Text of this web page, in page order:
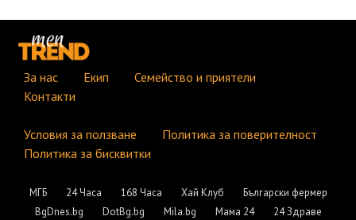
За нас Екип
Семейство и приятели
Контакти
Условия за ползване
Политика за поверителност
Политика за бисквитки
МГБ 24 Часа 168 Часа Хай Клуб
Български фермер
BgDnes.bg
DotBg.bg Mila.bg Мама 24
24 Здраве